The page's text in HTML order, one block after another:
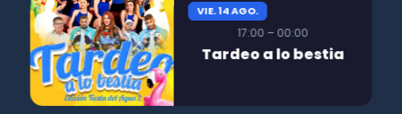
VIE. 14 AGO.
17:00 – 00:00
Tardeo a lo bestia